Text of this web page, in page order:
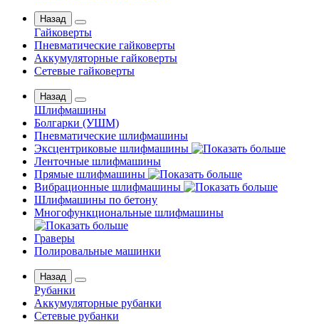
Назад
Гайковерты
Пневматические гайковерты
Аккумуляторные гайковерты
Сетевые гайковерты
Назад
Шлифмашины
Бoлгаpки (УШM)
Пневматические шлифмашины
Эксцентриковые шлифмашины
Ленточные шлифмашины
Прямые шлифмашины
Вибрационные шлифмашины
Шлифмашины по бетону
Многофункциональные шлифмашины
Граверы
Полировальные машинки
Назад
Рубанки
Аккумуляторные рубанки
Сетевые рубанки